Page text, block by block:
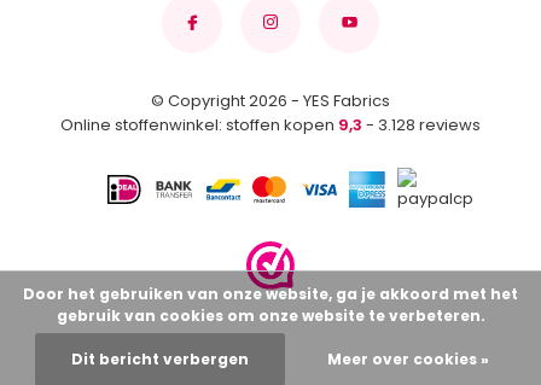
© Copyright 2026 - YES Fabrics
Online stoffenwinkel: stoffen kopen 9,3 - 3.128 reviews
Door het gebruiken van onze website, ga je akkoord met het
gebruik van cookies om onze website te verbeteren.
Dit bericht verbergen Meer over cookies »